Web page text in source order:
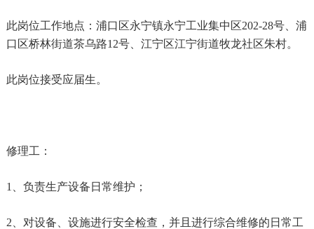
此岗位工作地点：浦口区永宁镇永宁工业集中区202-28号、浦
口区桥林街道茶乌路12号、江宁区江宁街道牧龙社区朱村。
此岗位接受应届生。
修理工：
1、负责生产设备日常维护；
2、对设备、设施进行安全检查，并且进行综合维修的日常工